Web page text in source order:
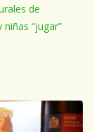
de
“jugar”